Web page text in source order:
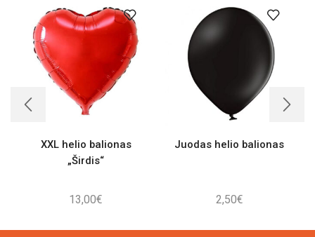
XXL helio balionas
„Širdis“
13,00€
Juodas helio balionas
2,50€